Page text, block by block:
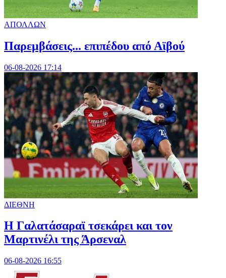
ΑΠΟΛΛΩΝ
Παρεμβάσεις... επιπέδου από Αϊβού
06-08-2026 17:14
ΔΙΕΘΝΗ
H Γαλατάσαραϊ τσεκάρει και τον
Μαρτινέλι της Άρσεναλ
06-08-2026 16:55